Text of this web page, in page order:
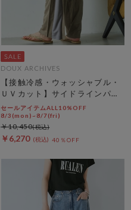
DOUX ARCHIVES
【接触冷感・ウォッシャブル・
ＵＶカット】サイドラインパン
ツ
セールアイテムALL10%OFF
8/3(mon)~8/7(fri)
￥6,270 40％OFF
￥10,450